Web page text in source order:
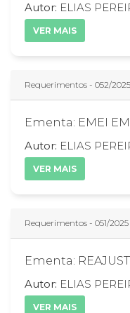
Autor: ELIAS
VER MAIS
Requerimentos - 052/2025
Ementa: EMEI
Autor: ELIAS
VER MAIS
Requerimentos - 051/2025
Ementa:
Autor: ELIAS
VER MAIS